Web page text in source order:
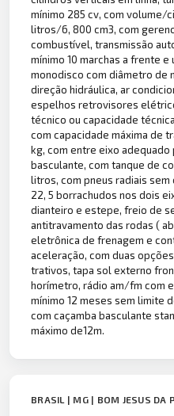
mínimo 285 cv, com volume/
litros/6, 800 cm3, com
combustível, transmissão
mínimo 10 marchas a frente
monodisco com diâmetro de
direção hidráulica, ar
espelhos retrovisores
técnico ou capacidade
com capacidade máxima de
kg, com entre eixo adequado
basculante, com tanque de
litros, com pneus radiais
22, 5 borrachudos nos dois
dianteiro e estepe, freio de
antitravamento das rodas (
eletrônica de frenagem e
aceleração, com duas
trativos, tapa sol externo
horímetro, rádio am/fm com
mínimo 12 meses sem limite
com caçamba basculante
máximo de12m.
BRASIL | MG | BOM JESUS DA